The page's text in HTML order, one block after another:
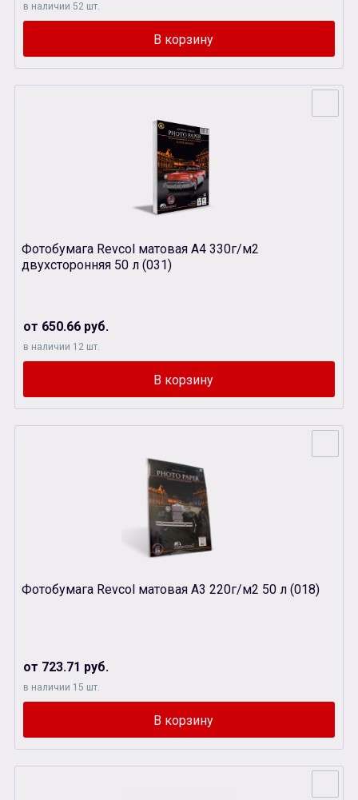
в наличии 52 шт.
Фотобумага Revcol матовая А4 330г/м2
двухсторонняя 50 л (031)
от 650.66 руб.
в наличии 12 шт.
Фотобумага Revcol матовая А3 220г/м2 50 л (018)
от 723.71 руб.
в наличии 15 шт.